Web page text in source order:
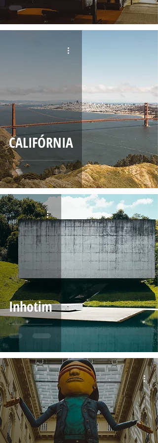
CALIFÓRNIA
Inhotim